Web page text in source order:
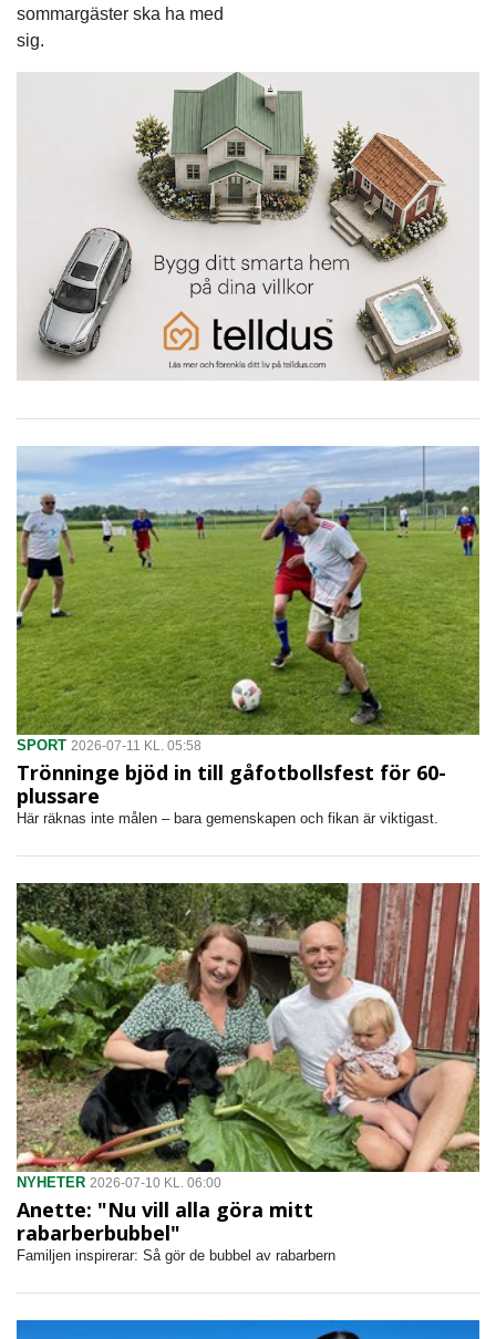
sommargäster ska ha med
sig.
SPORT 2026-07-11 KL. 05:58
Trönninge bjöd in till gåfotbollsfest för 60-
plussare
Här räknas inte målen – bara gemenskapen och fikan är viktigast.
NYHETER 2026-07-10 KL. 06:00
Anette: "Nu vill alla göra mitt
rabarberbubbel"
Familjen inspirerar: Så gör de bubbel av rabarbern